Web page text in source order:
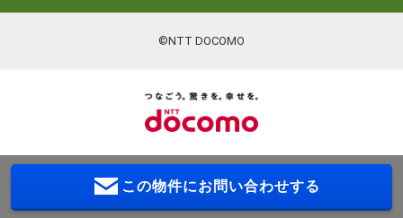
©NTT DOCOMO
この物件にお問い合わせする